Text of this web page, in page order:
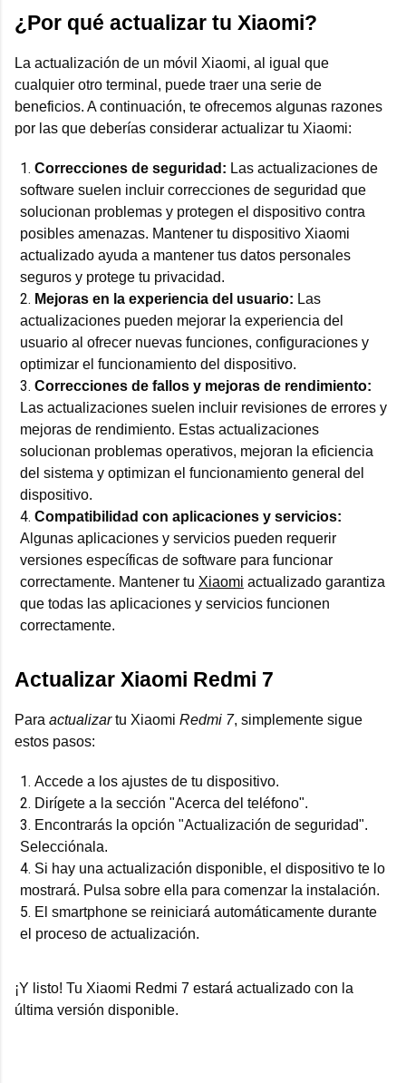
¿Por qué actualizar tu Xiaomi?
La actualización de un móvil Xiaomi, al igual que
cualquier otro terminal, puede traer una serie de
beneficios. A continuación, te ofrecemos algunas razones
por las que deberías considerar actualizar tu Xiaomi:
Correcciones de seguridad: Las actualizaciones de
software suelen incluir correcciones de seguridad que
solucionan problemas y protegen el dispositivo contra
posibles amenazas. Mantener tu dispositivo Xiaomi
actualizado ayuda a mantener tus datos personales
seguros y protege tu privacidad.
Mejoras en la experiencia del usuario: Las
actualizaciones pueden mejorar la experiencia del
usuario al ofrecer nuevas funciones, configuraciones y
optimizar el funcionamiento del dispositivo.
Correcciones de fallos y mejoras de rendimiento:
Las actualizaciones suelen incluir revisiones de errores y
mejoras de rendimiento. Estas actualizaciones
solucionan problemas operativos, mejoran la eficiencia
del sistema y optimizan el funcionamiento general del
dispositivo.
Compatibilidad con aplicaciones y servicios:
Algunas aplicaciones y servicios pueden requerir
versiones específicas de software para funcionar
correctamente. Mantener tu Xiaomi actualizado garantiza
que todas las aplicaciones y servicios funcionen
correctamente.
Actualizar Xiaomi Redmi 7
Para actualizartu Xiaomi Redmi 7, simplemente sigue
estos pasos:
Accede a los ajustes de tu dispositivo.
Dirígete a la sección "Acerca del teléfono".
Encontrarás la opción "Actualización de seguridad".
Selecciónala.
Si hay una actualización disponible, el dispositivo te lo
mostrará. Pulsa sobre ella para comenzar la instalación.
El smartphone se reiniciará automáticamente durante
el proceso de actualización.
¡Y listo! Tu Xiaomi Redmi 7 estará actualizado con la
última versión disponible.